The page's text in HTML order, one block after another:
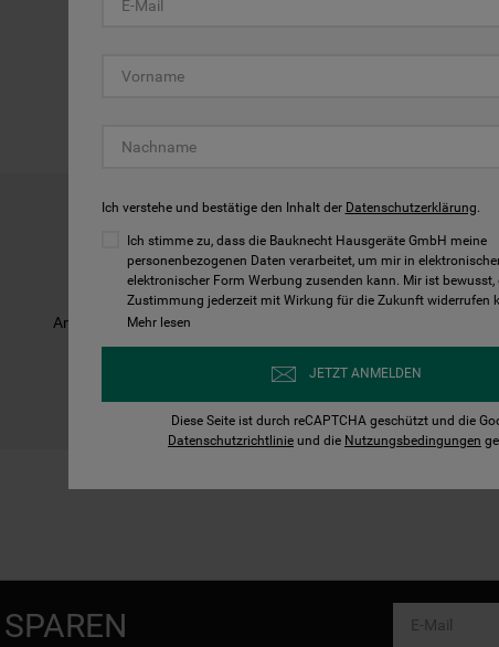
Bedienungsanleitungen
Anleitungen finden und herunterladen
Ich verstehe und bestätige den Inhalt der Datenschutzerklärung.
Ich stimme zu, dass die Bauknecht Hausgeräte GmbH meine
personenbezogenen Daten verarbeitet, um mir in
elektronischer Form Werbung zusenden kann. Mir ist bewusst,
Zustimmung jederzeit mit Wirkung für die Zukunft widerrufen
Mehr lesen
JETZT ANMELDEN
Diese Seite ist durch reCAPTCHA geschützt und die
Datenschutzrichtlinie und die Nutzungsbedingungen